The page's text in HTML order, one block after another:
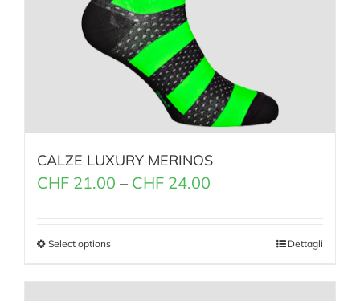
CALZE LUXURY MERINOS
CHF 21.00 – CHF 24.00
Select options Dettagli